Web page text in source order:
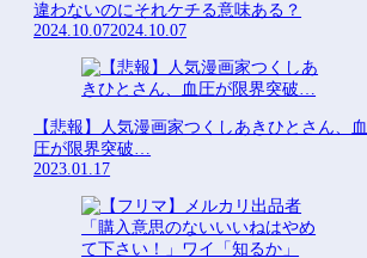
違わないのにそれケチる意味ある？
2024.10.072024.10.07
【悲報】人気漫画家つくしあきひとさん、血
圧が限界突破…
2023.01.17